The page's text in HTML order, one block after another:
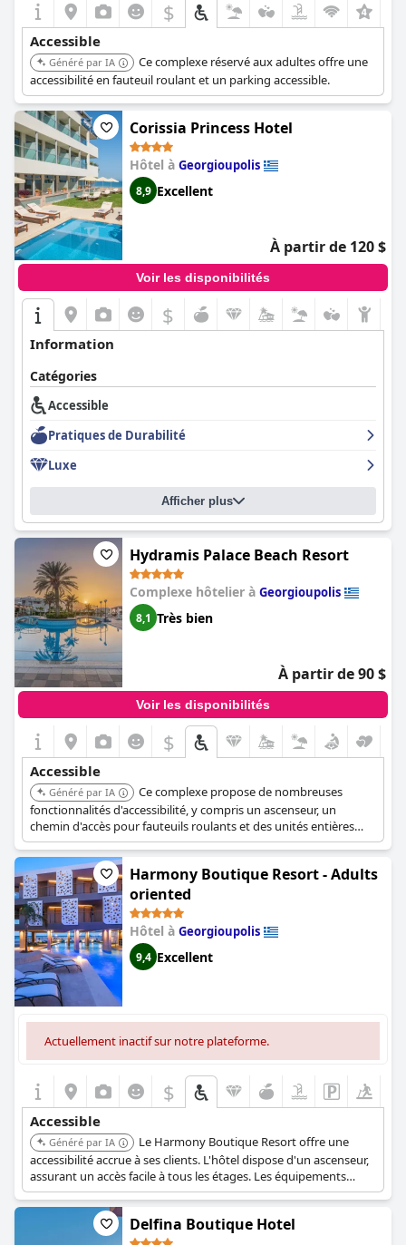
$
Accessible
Généré par IA
Ce complexe réservé aux adultes offre une
accessibilité en fauteuil roulant et un parking accessible.
Corissia Princess Hotel
Hôtel à Georgioupolis
8,9 Excellent
À partir de 120 $
Voir les disponibilités
$
Information
Catégories
Accessible
Pratiques de Durabilité
Luxe
Afficher plus
Hydramis Palace Beach Resort
Complexe hôtelier à Georgioupolis
8,1 Très bien
À partir de 90 $
Voir les disponibilités
$
Accessible
Généré par IA
Ce complexe propose de nombreuses
fonctionnalités d'accessibilité, y compris un ascenseur, un
chemin d'accès pour fauteuils roulants et des unités entières
situées au rez-de-chaussée. Il offre des chambres spécialement
conçues pour les personnes à mobilité réduite, avec des
douches à l'italienne, des chaises de douche et des baignoires
adaptées. Les espaces publics comme la réception, l'aire de jeux,
la piscine pour enfants, la piscine extérieure, le bar de la piscine,
le bar de la plage, le restaurant et le bar/pub principal sont tous
accessibles aux fauteuils roulants.
Harmony Boutique Resort - Adults
oriented
Hôtel à Georgioupolis
9,4 Excellent
Actuellement inactif sur notre plateforme.
$
Accessible
Généré par IA
Le Harmony Boutique Resort offre une
accessibilité accrue à ses clients. L'hôtel dispose d'un ascenseur,
assurant un accès facile à tous les étages. Les équipements
spécifiques comprennent des chaises de douche, contribuant à
une expérience plus confortable et accessible pour les clients
ayant des besoins de mobilité.Delfina Boutique Hotel